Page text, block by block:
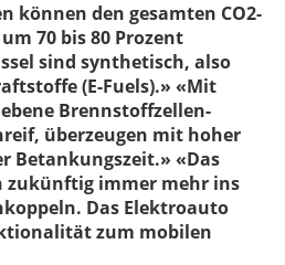
können den gesamten CO2-
70 bis 80 Prozent
sind synthetisch, also
(E-Fuels).» «Mit
Brennstoffzellen-
überzeugen mit hoher
Betankungszeit.» «Das
zukünftig immer mehr ins
Das Elektroauto
zum mobilen